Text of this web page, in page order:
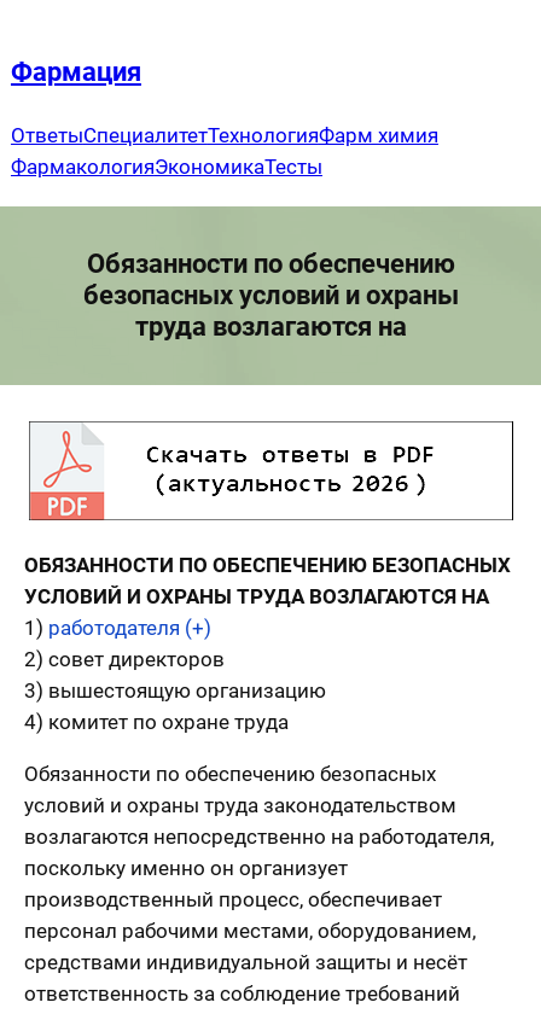
содержимому
Фармация
ОтветыСпециалитетТехнологияФарм химия
ФармакологияЭкономикаТесты
Обязанности по обеспечению
безопасных условий и охраны
труда возлагаются на
ОБЯЗАННОСТИ ПО ОБЕСПЕЧЕНИЮ БЕЗОПАСНЫХ
УСЛОВИЙ И ОХРАНЫ ТРУДА ВОЗЛАГАЮТСЯ НА
1) работодателя (+)
2) совет директоров
3) вышестоящую организацию
4) комитет по охране труда
Обязанности по обеспечению безопасных
условий и охраны труда законодательством
возлагаются непосредственно на работодателя,
поскольку именно он организует
производственный процесс, обеспечивает
персонал рабочими местами, оборудованием,
средствами индивидуальной защиты и несёт
ответственность за соблюдение требований